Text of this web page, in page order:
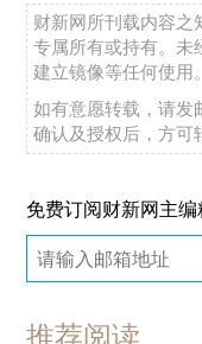
财新网所刊载内容之
专属所有或持有。未
建立镜像等任何使用。
如有意愿转载，请发
确认及授权后，方可
免费订阅财新网主
推荐阅读